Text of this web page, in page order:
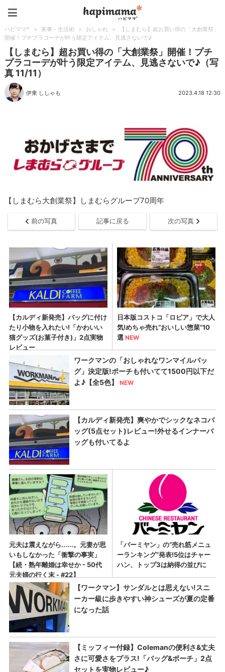
ハピママ* > 家事・生活術 > おしゃれ >
【しまむら】超お買い得の「大創業祭」
開催！プチプラコーデが叶う限定アイテム、見逃さないで♪
【しまむら】超お買い得の「大創業祭」開催！プチ
プラコーデが叶う限定アイテム、見逃さないで♪（写
真 11/11）
伊東 ししゃも 2023.4.18 12:30
【しまむら大創業祭】しまむらグループ70周年
前の写真 記事に戻る 次の写真